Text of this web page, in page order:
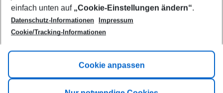
Footer
Footer navigation
Title A
Link A
einfach unten auf „Cookie-Einstellungen ändern“.
Datenschutz-Informationen
Impressum
Cookie/Tracking-Informationen
Cookie anpassen